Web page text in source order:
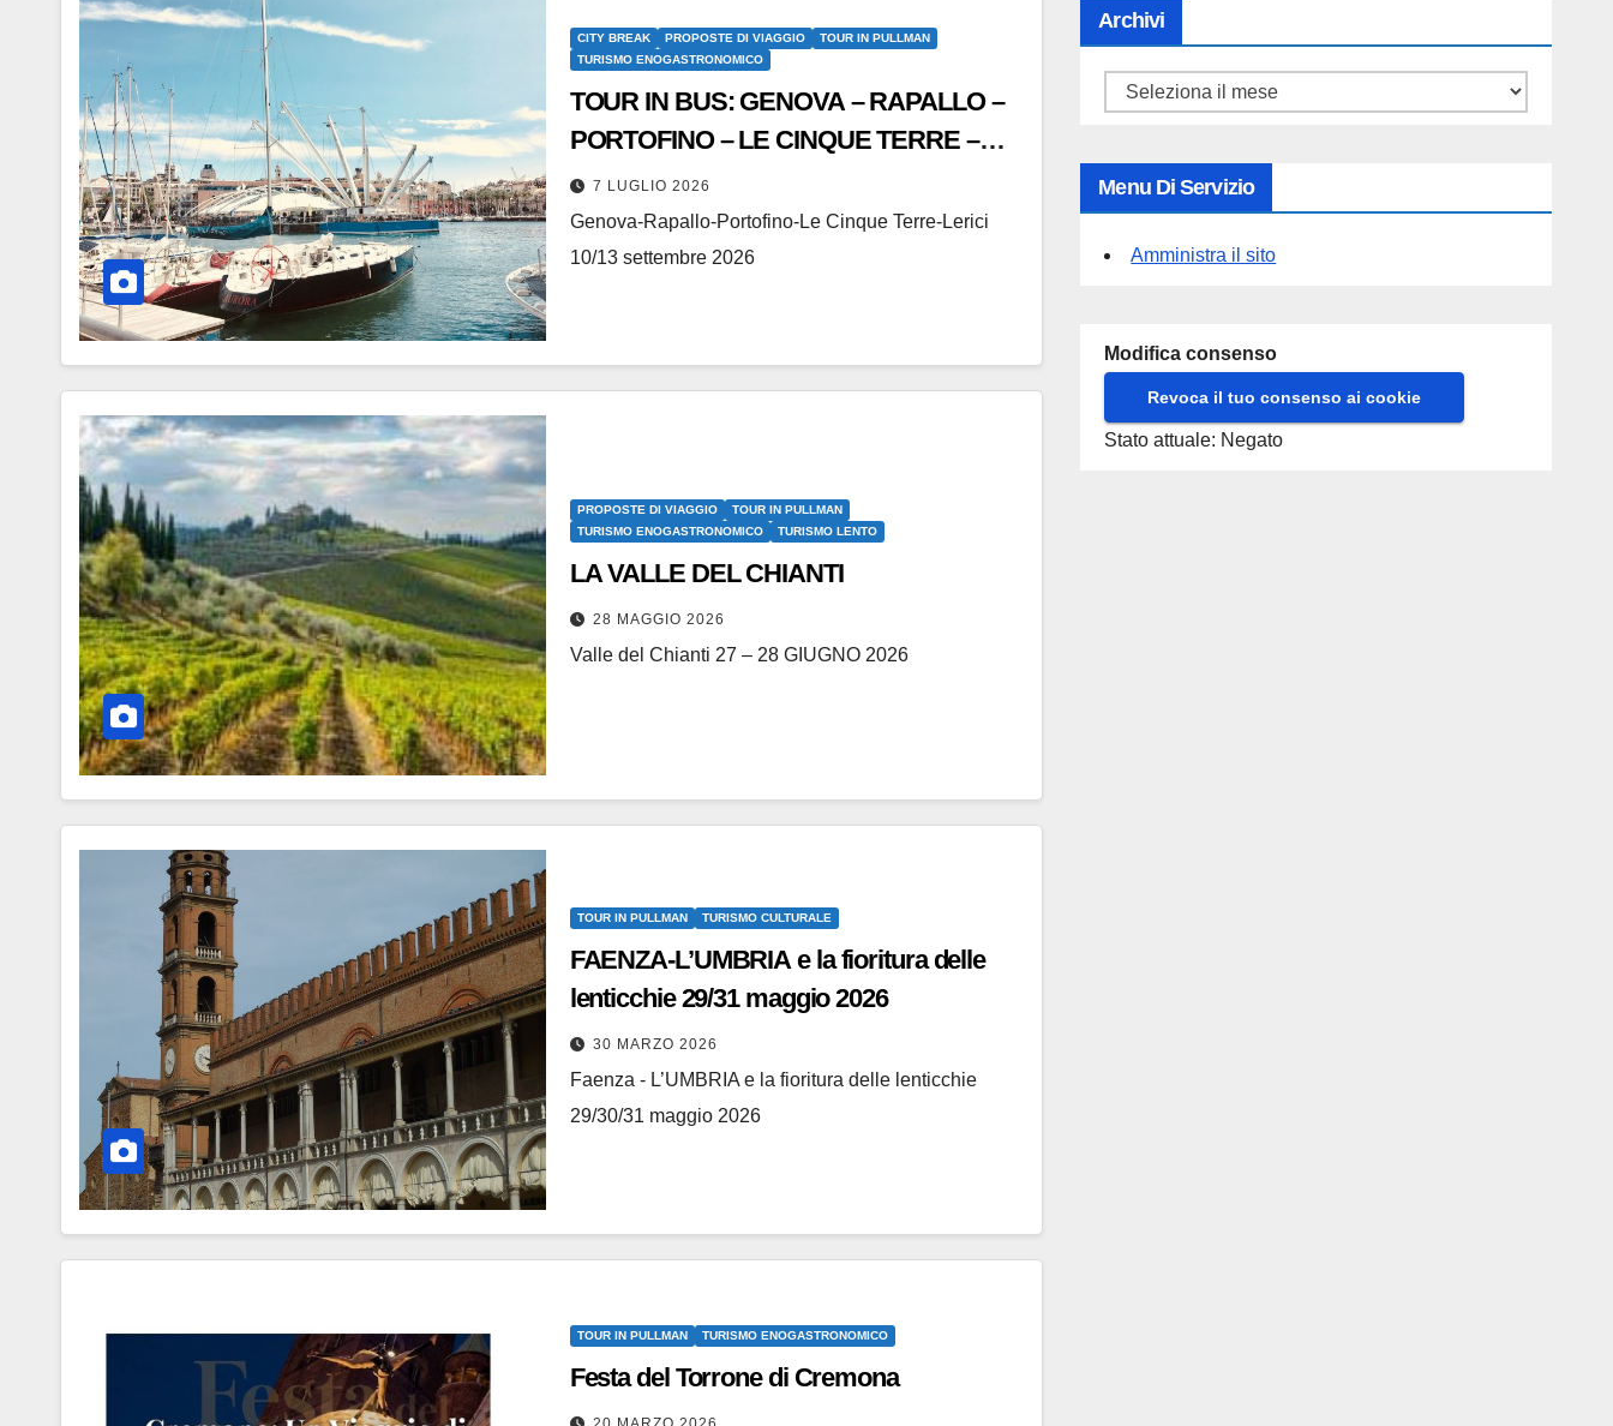
CITY BREAK PROPOSTE DI VIAGGIO
TOUR IN PULLMAN
TURISMO ENOGASTRONOMICO
TOUR IN BUS: GENOVA – RAPALLO –
PORTOFINO – LE CINQUE TERRE –
LERICI
7 LUGLIO 2026
Genova-Rapallo-Portofino-Le Cinque Terre-Lerici
10/13 settembre 2026
PROPOSTE DI VIAGGIO
TOUR IN PULLMAN
TURISMO ENOGASTRONOMICO
TURISMO LENTO
LA VALLE DEL CHIANTI
28 MAGGIO 2026
Valle del Chianti 27 – 28 GIUGNO 2026
TOUR IN PULLMAN TURISMO CULTURALE
FAENZA-L’UMBRIA e la fioritura delle
lenticchie 29/31 maggio 2026
30 MARZO 2026
Faenza - L’UMBRIA e la fioritura delle lenticchie
29/30/31 maggio 2026
TOUR IN PULLMAN TURISMO ENOGASTRONOMICO
Festa del Torrone di Cremona
Archivi
Archivi
Menu Di Servizio
Amministra il sito
Modifica consenso
Revoca il tuo consenso ai cookie
Stato attuale: Negato